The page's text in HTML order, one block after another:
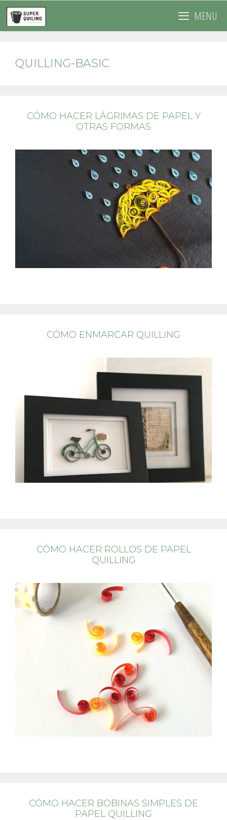
Saltar
contenido
MENU
QUILLING-BASIC
CÓMO HACER LÁGRIMAS DE PAPEL Y
OTRAS FORMAS
CÓMO ENMARCAR QUILLING
CÓMO HACER ROLLOS DE PAPEL
QUILLING
CÓMO HACER BOBINAS SIMPLES DE
PAPEL QUILLING